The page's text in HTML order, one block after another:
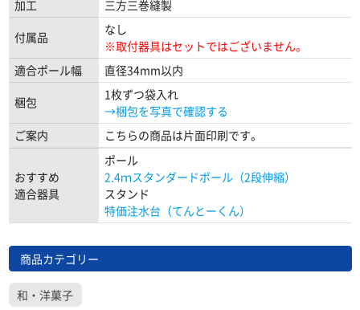
加工
三方三巻縫製
付属品
なし
※取付器具はセットではございません。
適合ポール幅
直径34mm以内
梱包
1枚ずつ袋入れ
→梱包を写真で確認する
ご案内
こちらの商品は片面印刷です。
おすすめ
適合器具
ポール
2.4ｍスタンダードポール（2段伸縮）
スタンド
特価注水台（てんとーくん）
商品カテゴリー
和・洋菓子